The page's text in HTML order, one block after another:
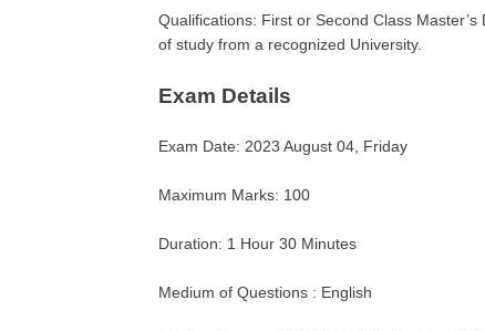
Qualifications: First or Second Class
of study from a recognized University.
Exam Details
Exam Date: 2023 August 04, Friday
Maximum Marks: 100
Duration: 1 Hour 30 Minutes
Medium of Questions : English